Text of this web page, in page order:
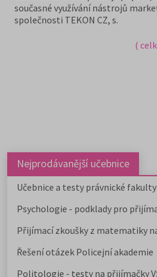
současné využívání nástrojů
společnosti TEKON CZ, s.
(
Nejprodávanější učebnice
Učebnice a testy právnické fakulty
Psychologie - podklady pro
Přijímací zkoušky z matematiky
Řešení otázek Policejní akademie
Politologie - testy na přijímačky